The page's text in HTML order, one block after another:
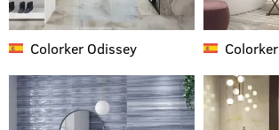
Colorker Odissey Colorker